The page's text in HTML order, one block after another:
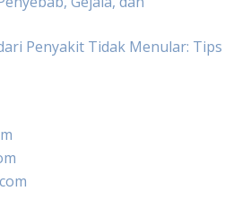
Penyakit Tidak Menular: Tips